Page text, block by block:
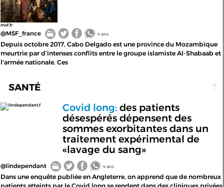
msf.fr
@MSF_france 4 ans
Depuis octobre 2017, Cabo Delgado est une province du Mozambique
meurtrie par d’intenses conflits entre le groupe islamiste Al-Shabaab et
l'armée nationale. Ces
SANTÉ
lindependant.f Covid long:des patients
désespérés dépensent des
sommes exorbitantes dans un
traitement expérimental de
«lavage du sang»
@lindependant 4 ans
Dans une enquête publiée en Angleterre, on apprend que de nombreux